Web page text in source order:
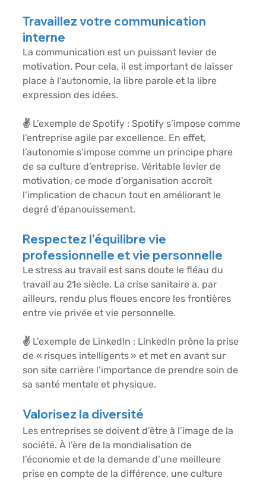
Travaillez votre communication
interne
La communication est un puissant levier de
motivation. Pour cela, il est important de laisser
place à l’autonomie, la libre parole et la libre
expression des idées.
✌️ L’exemple de Spotify : Spotify s’impose comme
l’entreprise agile par excellence. En effet,
l’autonomie s’impose comme un principe phare
de sa culture d’entreprise. Véritable levier de
motivation, ce mode d’organisation accroît
l’implication de chacun tout en améliorant le
degré d’épanouissement.
Respectez l’équilibre vie
professionnelle et vie personnelle
Le stress au travail est sans doute le fléau du
travail au 21e siècle. La crise sanitaire a, par
ailleurs, rendu plus floues encore les frontières
entre vie privée et vie personnelle.
✌️ L’exemple de Linkedln : LinkedIn prône la prise
de « risques intelligents » et met en avant sur
son site carrière l’importance de prendre soin de
sa santé mentale et physique.
Valorisez la diversité
Les entreprises se doivent d’être à l’image de la
société. À l’ère de la mondialisation de
l’économie et de la demande d’une meilleure
prise en compte de la différence, une culture